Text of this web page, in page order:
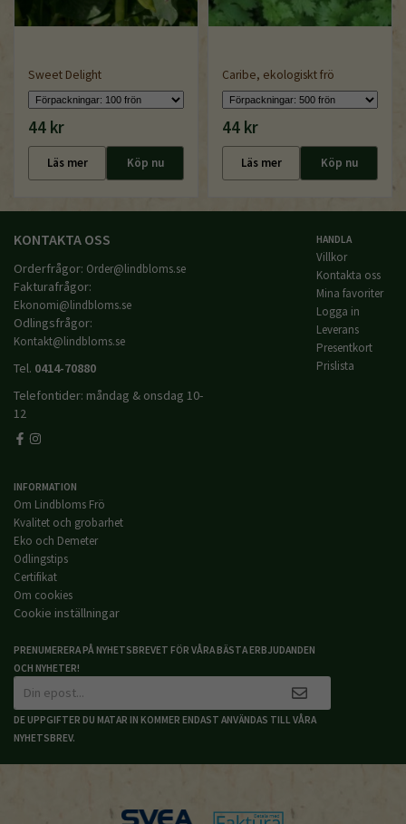
Sweet Delight
44 kr
Läs mer Köp nu
Caribe, ekologiskt frö
44 kr
Läs mer Köp nu
KONTAKTA OSS
Orderfrågor: Order@lindbloms.se
Fakturafrågor:
Ekonomi@lindbloms.se
Odlingsfrågor:
Kontakt@lindbloms.se
Tel. 0414-70880
Telefontider: måndag & onsdag 10-
12
HANDLA
Villkor
Kontakta oss
Mina favoriter
Logga in
Leverans
Presentkort
Prislista
INFORMATION
Om Lindbloms Frö
Kvalitet och grobarhet
Eko och Demeter
Odlingstips
Certifikat
Om cookies
Cookie inställningar
PRENUMERERA PÅ NYHETSBREVET FÖR VÅRA BÄSTA ERBJUDANDEN
OCH NYHETER!
DE UPPGIFTER DU MATAR IN KOMMER ENDAST ANVÄNDAS TILL VÅRA
NYHETSBREV.